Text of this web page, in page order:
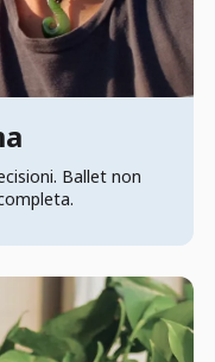
Ballet non